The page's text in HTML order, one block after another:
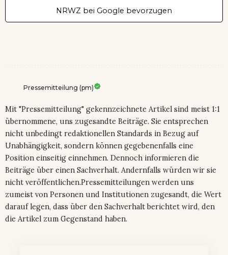
NRWZ bei Google bevorzugen
Pressemitteilung (pm)
Mit "Pressemitteilung" gekennzeichnete Artikel sind meist 1:1
übernommene, uns zugesandte Beiträge. Sie entsprechen
nicht unbedingt redaktionellen Standards in Bezug auf
Unabhängigkeit, sondern können gegebenenfalls eine
Position einseitig einnehmen. Dennoch informieren die
Beiträge über einen Sachverhalt. Andernfalls würden wir sie
nicht veröffentlichen.Pressemitteilungen werden uns
zumeist von Personen und Institutionen zugesandt, die Wert
darauf legen, dass über den Sachverhalt berichtet wird, den
die Artikel zum Gegenstand haben.